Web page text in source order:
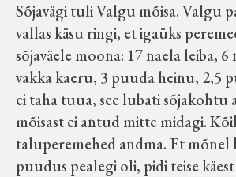
Sõjavägi tuli Valgu mõisa. Valgu
vallas käsu ringi, et igaüks
sõjaväele moona: 17 naela leiba, 6
vakka kaeru, 3 puuda heinu, 2,5
ei taha tuua, see lubati sõjakohtu
mõisast ei antud mitte midagi.
taluperemehed andma. Et mõnel
puudus pealegi oli, pidi teise